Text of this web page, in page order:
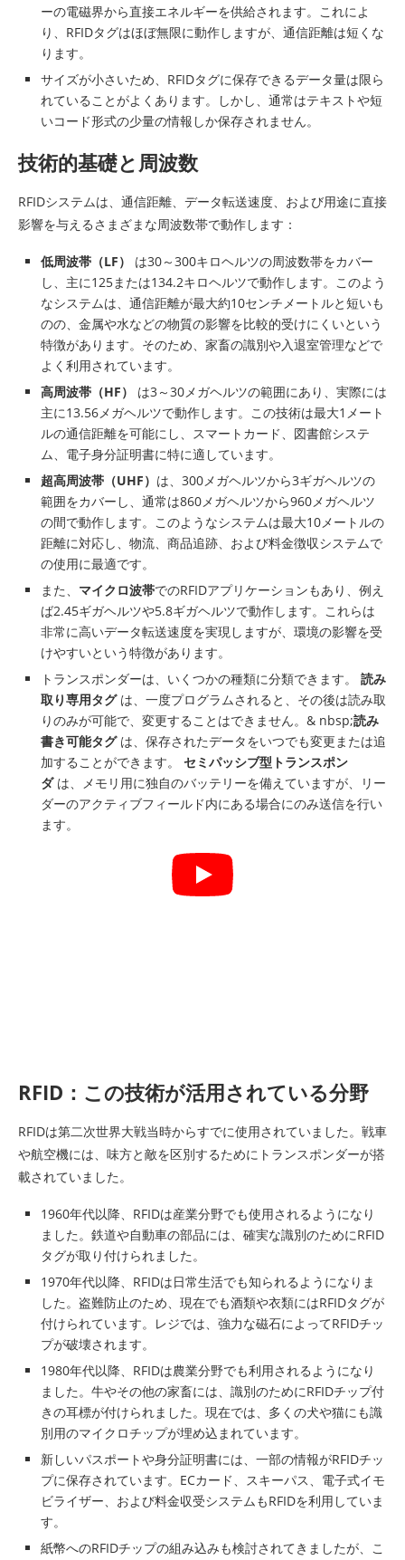
ーの電磁界から直接エネルギーを供給されます。これによ
り、RFIDタグはほぼ無限に動作しますが、通信距離は短くな
ります。
サイズが小さいため、RFIDタグに保存できるデータ量は限ら
れていることがよくあります。しかし、通常はテキストや短
いコード形式の少量の情報しか保存されません。
技術的基礎と周波数
RFIDシステムは、通信距離、データ転送速度、および用途に直接
影響を与えるさまざまな周波数帯で動作します：
低周波帯（LF）
は30～300キロヘルツの周波数帯をカバー
し、主に125または134.2キロヘルツで動作します。このよう
なシステムは、通信距離が最大約10センチメートルと短いも
のの、金属や水などの物質の影響を比較的受けにくいという
特徴があります。そのため、家畜の識別や入退室管理などで
よく利用されています。
高周波帯（HF）
は3～30メガヘルツの範囲にあり、実際には
主に13.56メガヘルツで動作します。この技術は最大1メート
ルの通信距離を可能にし、スマートカード、図書館システ
ム、電子身分証明書に特に適しています。
超高周波帯（UHF） は、300メガヘルツから3ギガヘルツの
範囲をカバーし、通常は860メガヘルツから960メガヘルツ
の間で動作します。このようなシステムは最大10メートルの
距離に対応し、物流、商品追跡、および料金徴収システムで
の使用に最適です。
また、 マイクロ波帯でのRFIDアプリケーションもあり、例え
ば2.45ギガヘルツや5.8ギガヘルツで動作します。これらは
非常に高いデータ転送速度を実現しますが、環境の影響を受
けやすいという特徴があります。
トランスポンダーは、いくつかの種類に分類できます。 読み
取り専用タグは、一度プログラムされると、その後は読み取
りのみが可能で、変更することはできません。& nbsp;読み
書き可能タグは、保存されたデータをいつでも変更または追
加することができます。 セミパッシブ型トランスポン
ダは、メモリ用に独自のバッテリーを備えていますが、リー
ダーのアクティブフィールド内にある場合にのみ送信を行い
ます。
RFID：この技術が活用されている分野
RFIDは第二次世界大戦当時からすでに使用されていました。戦車
や航空機には、味方と敵を区別するためにトランスポンダーが搭
載されていました。
1960年代以降、RFIDは産業分野でも使用されるようになり
ました。鉄道や自動車の部品には、確実な識別のためにRFID
タグが取り付けられました。
1970年代以降、RFIDは日常生活でも知られるようになりま
した。盗難防止のため、現在でも酒類や衣類にはRFIDタグが
付けられています。レジでは、強力な磁石によってRFIDチッ
プが破壊されます。
1980年代以降、RFIDは農業分野でも利用されるようになり
ました。牛やその他の家畜には、識別のためにRFIDチップ付
きの耳標が付けられました。現在では、多くの犬や猫にも識
別用のマイクロチップが埋め込まれています。
新しいパスポートや身分証明書には、一部の情報がRFIDチッ
プに保存されています。ECカード、スキーパス、電子式イモ
ビライザー、および料金収受システムもRFIDを利用していま
す。
紙幣へのRFIDチップの組み込みも検討されてきましたが、こ